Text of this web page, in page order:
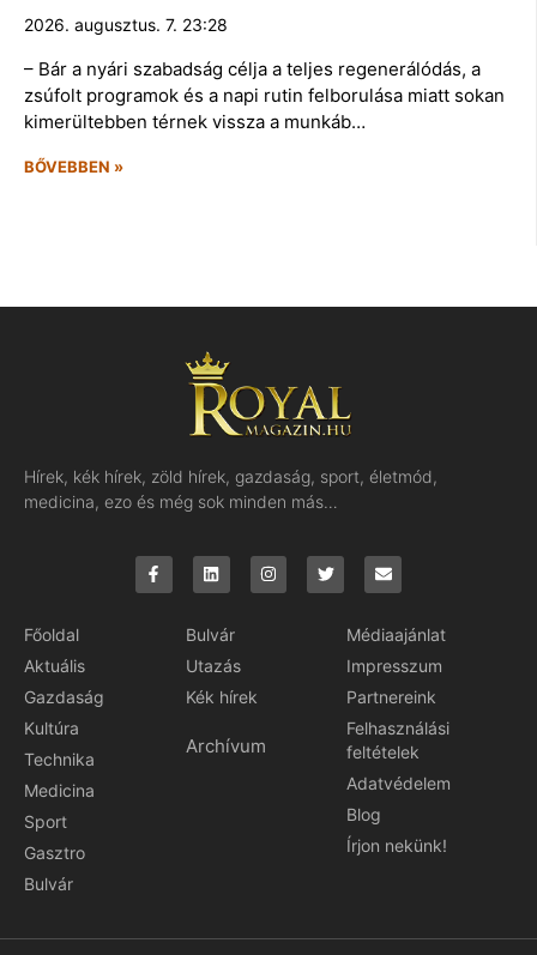
2026. augusztus. 7. 23:28
– Bár a nyári szabadság célja a teljes regenerálódás, a
zsúfolt programok és a napi rutin felborulása miatt sokan
kimerültebben térnek vissza a munkáb…
BŐVEBBEN »
Hírek, kék hírek, zöld hírek, gazdaság, sport, életmód,
medicina, ezo és még sok minden más…
Főoldal
Aktuális
Gazdaság
Kultúra
Technika
Medicina
Sport
Gasztro
Bulvár
Bulvár
Utazás
Kék hírek
Archívum
Médiaajánlat
Impresszum
Partnereink
Felhasználási
feltételek
Adatvédelem
Blog
Írjon nekünk!